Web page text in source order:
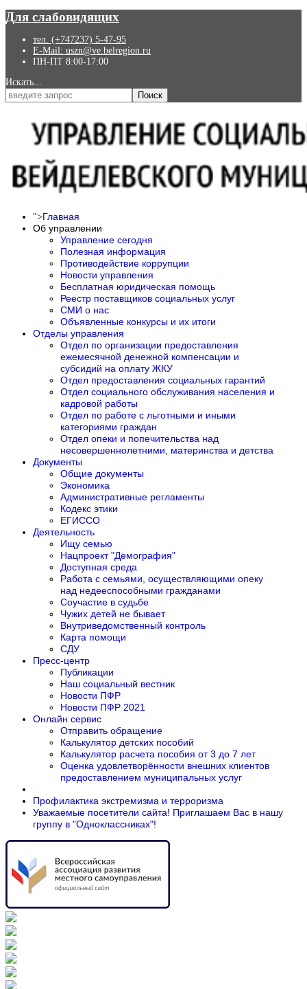
Для слабовидящих
тел. (+747237) 5-47-95
E-Mail: uszn@ve.belregion.ru
ПН-ПТ 8:00-17:00
Искать...
Поиск
">Главная
Об управлении
Управление сегодня
Полезная информация
Противодействие коррупции
Новости управления
Бесплатная юридическая помощь
Реестр поставщиков социальных услуг
СМИ о нас
Объявленные конкурсы и их итоги
Отделы управления
Отдел по организации предоставления
ежемесячной денежной компенсации и
субсидий на оплату ЖКУ
Отдел предоставления социальных гарантий
Отдел социального обслуживания населения и
кадровой работы
Отдел по работе с льготными и иными
категориями граждан
Отдел опеки и попечительства над
несовершеннолетними, материнства и детства
Документы
Общие документы
Экономика
Административные регламенты
Кодекс этики
ЕГИССО
Деятельность
Ищу семью
Нацпроект "Демография"
Доступная среда
Работа с семьями, осуществляющими опеку
над недееспособными гражданами
Соучастие в судьбе
Чужих детей не бывает
Внутриведомственный контроль
Карта помощи
СДУ
Пресс-центр
Публикации
Наш социальный вестник
Новости ПФР
Новости ПФР 2021
Онлайн сервис
Отправить обращение
Калькулятор детских пособий
Калькулятор расчета пособия от 3 до 7 лет
Оценка удовлетворённости внешних клиентов
предоставлением муниципальных услуг
Профилактика экстремизма и терроризма
Уважаемые посетители сайта! Приглашаем Вас в нашу
группу в "Одноклассниках"!